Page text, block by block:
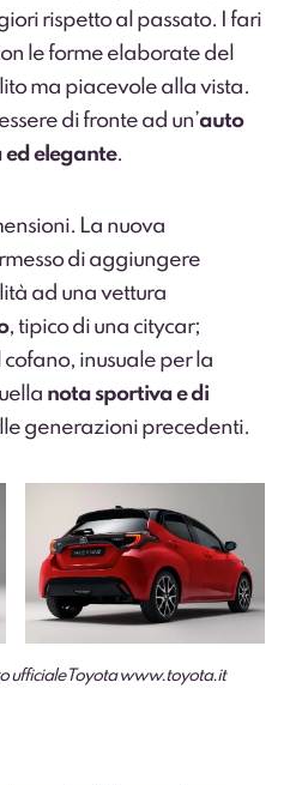
rispetto al passato. I fari
le forme elaborate del
ma piacevole alla vista.
di fronte ad un’auto
ed elegante.
La nuova
di aggiungere
ad una vettura
, tipico di una citycar;
inusuale per la
nota sportiva e di
generazioni precedenti.
ufficiale Toyotawww.toyota.it